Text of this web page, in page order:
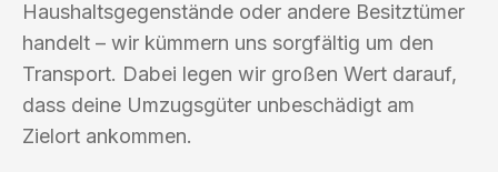
Haushaltsgegenstände oder andere Besitztümer
handelt – wir kümmern uns sorgfältig um den
Transport. Dabei legen wir großen Wert darauf,
dass deine Umzugsgüter unbeschädigt am
Zielort ankommen.